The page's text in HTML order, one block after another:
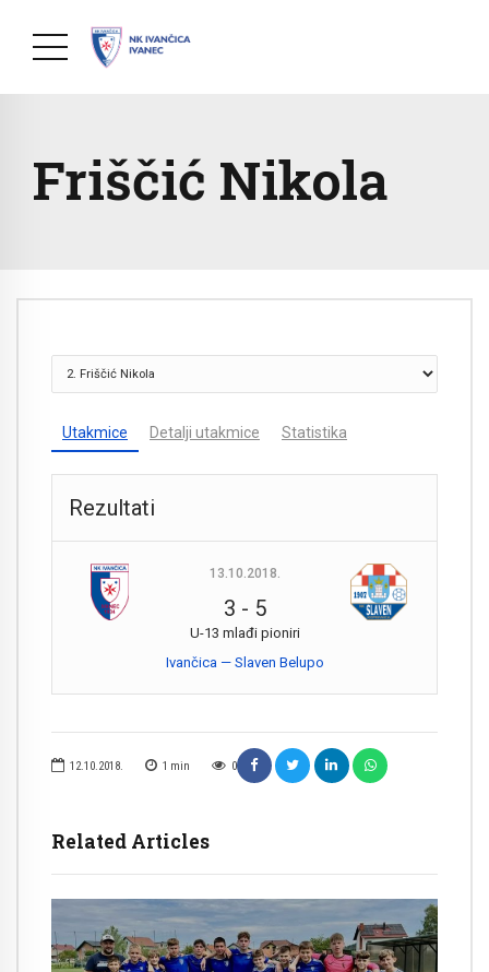
Friščić Nikola
12.10.2018. 1 min 0
Related Articles
Utakmice Detalji utakmice Statistika
Rezultati
13.10.2018.
3 - 5
U-13 mlađi pioniri
Ivančica — Slaven Belupo